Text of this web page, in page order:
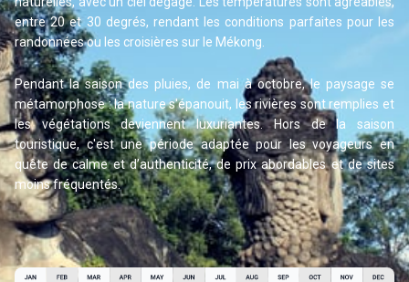
entre 20 et 30 degrés, rendant les conditions parfaites pour les
randonnées ou les croisières sur le Mékong.
Pendant la saison des pluies, de mai à octobre, le paysage se
métamorphose : la nature s'épanouit, les rivières sont remplies et
les végétations deviennent luxuriantes. Hors de la saison
touristique, c'est une période adaptée pour les voyageurs en
quête de calme et d’authenticité, de prix abordables et de sites
moins fréquentés.